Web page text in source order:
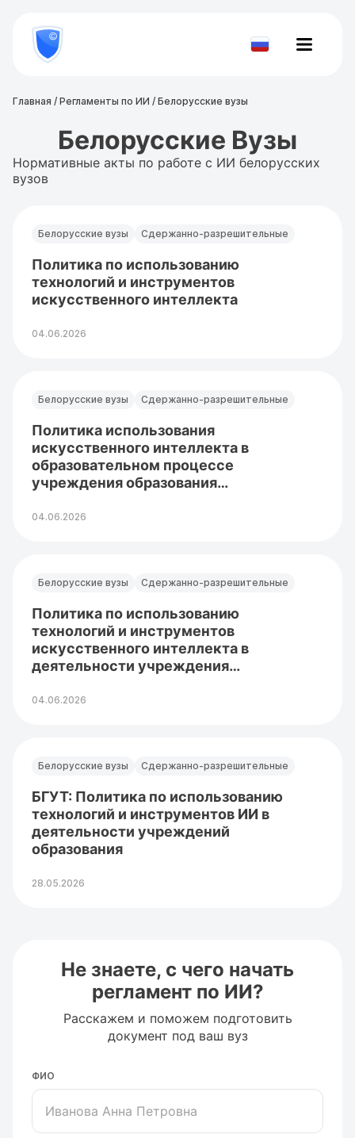
800
777-
81-Проверить
Главная / Регламенты по ИИ / Белорусские вузы
Белорусские Вузы
Нормативные акты по работе с ИИ белорусских
вузов
Белорусские вузы Сдержанно-разрешительные
Политика по использованию
технологий и инструментов
искусственного интеллекта
04.06.2026
Белорусские вузы Сдержанно-разрешительные
Политика использования
искусственного интеллекта в
образовательном процессе
учреждения образования
04.06.2026
Белорусские вузы Сдержанно-разрешительные
Политика по использованию
технологий и инструментов
искусственного интеллекта в
деятельности учреждения
04.06.2026
Белорусские вузы Сдержанно-разрешительные
БГУТ: Политика по использованию
технологий и инструментов ИИ в
деятельности учреждений
образования
28.05.2026
Не знаете, с чего начать
регламент по ИИ?
Расскажем и поможем подготовить
документ под ваш вуз
ФИО